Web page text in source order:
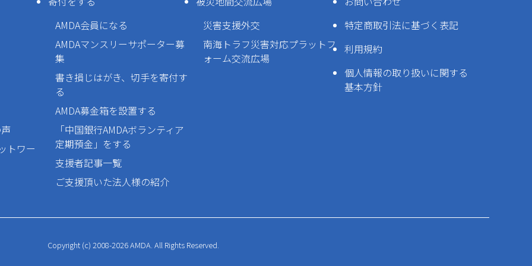
トワー
AMDA会員になる
AMDAマンスリーサポーター募
集
書き損じはがき、切手を寄付す
る
AMDA募金箱を設置する
「中国銀行AMDAボランティア
定期預金」をする
支援者記事一覧
ご支援頂いた法人様の紹介
災害支援外交
南海トラフ災害対応プラットフ
ォーム交流広場
特定商取引法に基づく表記
利用規約
個人情報の取り扱いに関する
基本方針
Copyright (c) 2008-2026 AMDA. All Rights Reserved.